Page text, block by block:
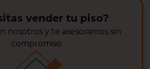
vender tu piso?
nosotros y te asesoramos sin
compromiso